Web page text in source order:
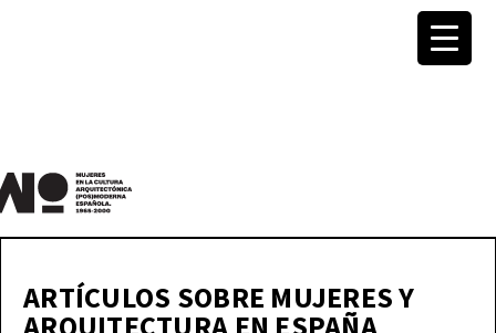
MuWo –
Mujeres
ARTÍCULOS SOBRE MUJERES Y